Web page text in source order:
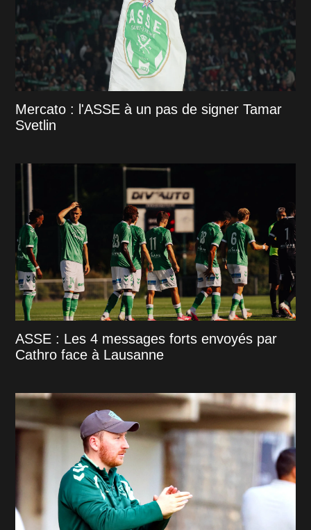
Mercato : l'ASSE à un pas de signer Tamar
Svetlin
ASSE : Les 4 messages forts envoyés par
Cathro face à Lausanne